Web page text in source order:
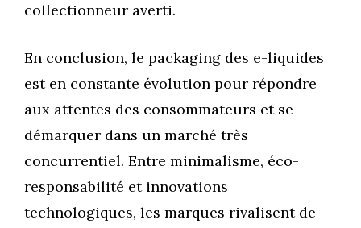
collectionneur averti.
En conclusion, le packaging des e-liquides
est en constante évolution pour répondre
aux attentes des consommateurs et se
démarquer dans un marché très
concurrentiel. Entre minimalisme, éco-
responsabilité et innovations
technologiques, les marques rivalisent de